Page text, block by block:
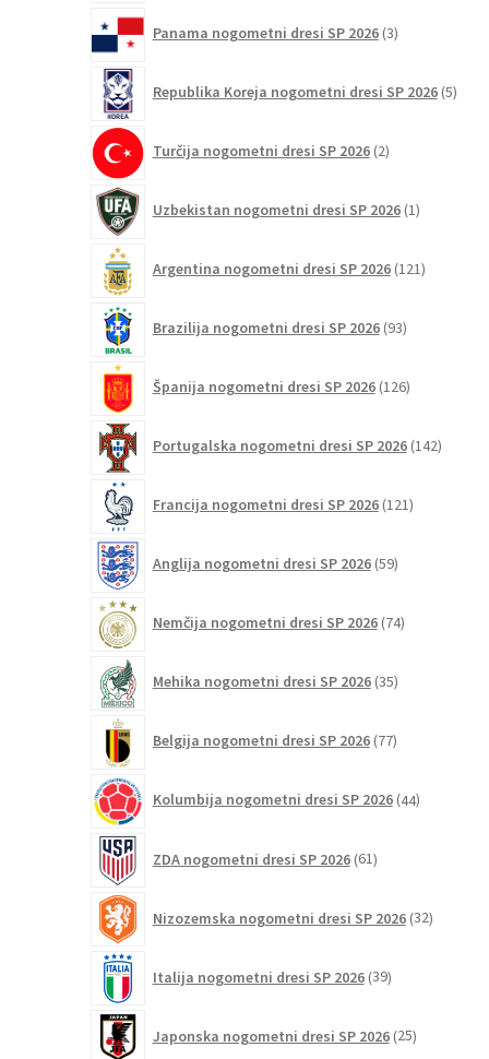
Panama nogometni dresi SP 2026 3izdelki
Republika Koreja nogometni dresi SP 2026 5
Turčija nogometni dresi SP 2026 2izdelka
Uzbekistan nogometni dresi SP 2026 1izdelek
Argentina nogometni dresi SP 2026 121izdelkov
Brazilija nogometni dresi SP 2026 93izdelkov
Španija nogometni dresi SP 2026 126izdelkov
Portugalska nogometni dresi SP 2026 142
Francija nogometni dresi SP 2026 121izdelkov
Anglija nogometni dresi SP 2026 59izdelkov
Nemčija nogometni dresi SP 2026 74izdelkov
Mehika nogometni dresi SP 2026 35izdelkov
Belgija nogometni dresi SP 2026 77izdelkov
Kolumbija nogometni dresi SP 2026 44izdelkov
ZDA nogometni dresi SP 2026 61izdelkov
Nizozemska nogometni dresi SP 2026 32izdelkov
Italija nogometni dresi SP 2026 39izdelkov
Japonska nogometni dresi SP 2026 25izdelkov